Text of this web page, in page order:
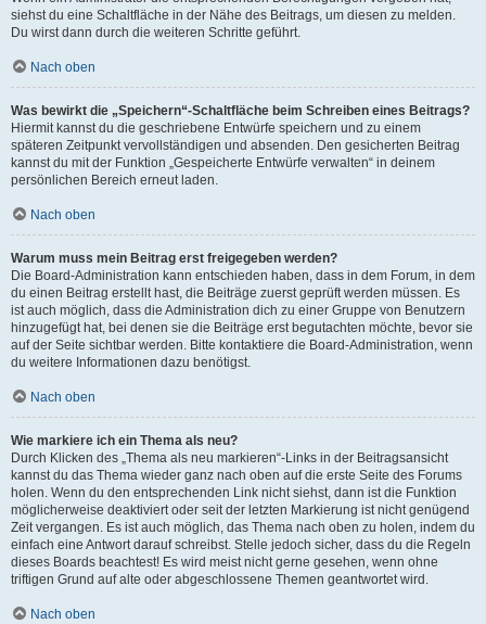
siehst du eine Schaltfläche in der Nähe des Beitrags, um diesen zu melden.
Du wirst dann durch die weiteren Schritte geführt.
Nach oben
Was bewirkt die „Speichern“-Schaltfläche beim Schreiben eines Beitrags?
Hiermit kannst du die geschriebene Entwürfe speichern und zu einem
späteren Zeitpunkt vervollständigen und absenden. Den gesicherten Beitrag
kannst du mit der Funktion „Gespeicherte Entwürfe verwalten“ in deinem
persönlichen Bereich erneut laden.
Nach oben
Warum muss mein Beitrag erst freigegeben werden?
Die Board-Administration kann entschieden haben, dass in dem Forum, in dem
du einen Beitrag erstellt hast, die Beiträge zuerst geprüft werden müssen. Es
ist auch möglich, dass die Administration dich zu einer Gruppe von Benutzern
hinzugefügt hat, bei denen sie die Beiträge erst begutachten möchte, bevor sie
auf der Seite sichtbar werden. Bitte kontaktiere die Board-Administration, wenn
du weitere Informationen dazu benötigst.
Nach oben
Wie markiere ich ein Thema als neu?
Durch Klicken des „Thema als neu markieren“-Links in der Beitragsansicht
kannst du das Thema wieder ganz nach oben auf die erste Seite des Forums
holen. Wenn du den entsprechenden Link nicht siehst, dann ist die Funktion
möglicherweise deaktiviert oder seit der letzten Markierung ist nicht genügend
Zeit vergangen. Es ist auch möglich, das Thema nach oben zu holen, indem du
einfach eine Antwort darauf schreibst. Stelle jedoch sicher, dass du die Regeln
dieses Boards beachtest! Es wird meist nicht gerne gesehen, wenn ohne
triftigen Grund auf alte oder abgeschlossene Themen geantwortet wird.
Nach oben